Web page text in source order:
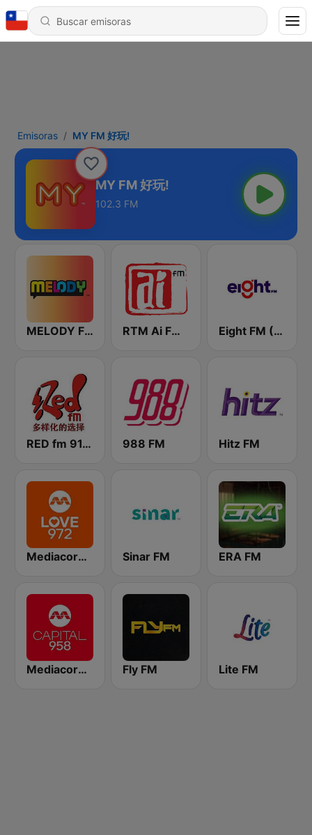
Emisoras MY FM 好玩!
MY FM 好玩!
102.3 FM
MELODY FM RTM Ai FM 89.3 Eight FM (One FM 881)
RED fm 91.9 中文台 988 FM Hitz FM
Mediacorp LOVE 972 Sinar FM ERA FM
Mediacorp CAPITAL 958 Fly FM Lite FM